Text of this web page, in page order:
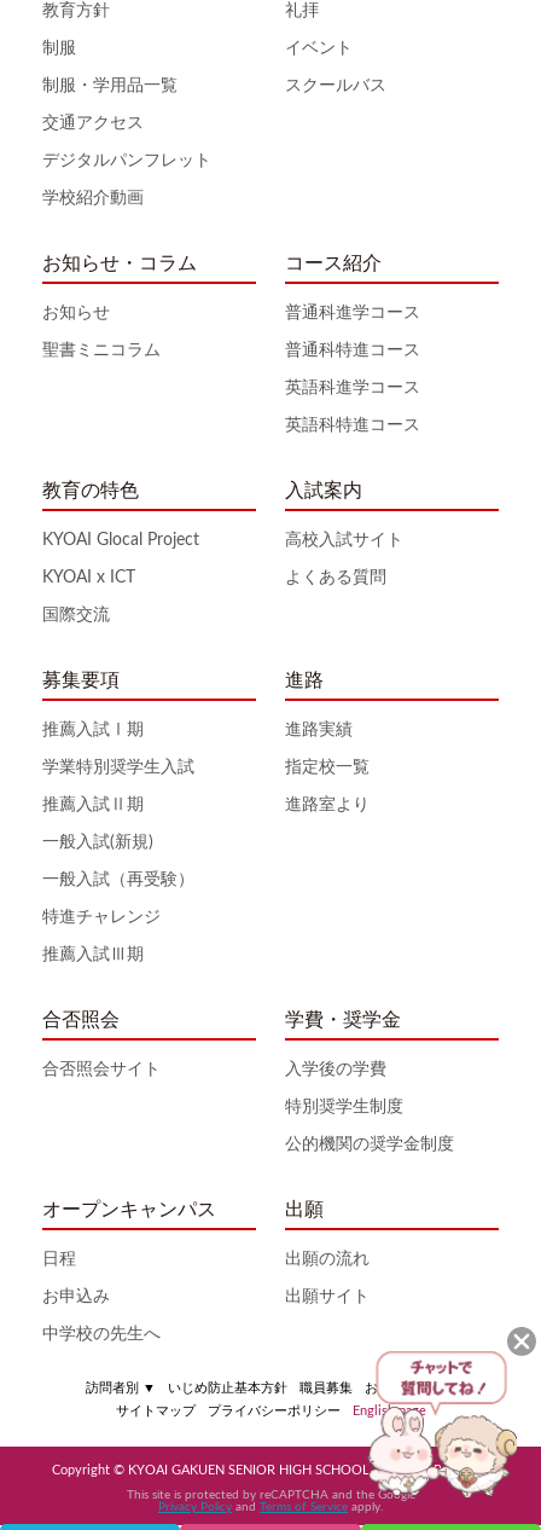
教育方針
制服
制服・学用品一覧
交通アクセス
デジタルパンフレット
学校紹介動画
礼拝
イベント
スクールバス
お知らせ・コラム
お知らせ
聖書ミニコラム
コース紹介
普通科進学コース
普通科特進コース
英語科進学コース
英語科特進コース
教育の特色
KYOAI Glocal Project
KYOAI x ICT
国際交流
入試案内
高校入試サイト
よくある質問
募集要項
推薦入試Ⅰ期
学業特別奨学生入試
推薦入試Ⅱ期
一般入試(新規)
一般入試（再受験）
特進チャレンジ
推薦入試Ⅲ期
進路
進路実績
指定校一覧
進路室より
合否照会
合否照会サイト
学費・奨学金
入学後の学費
特別奨学生制度
公的機関の奨学金制度
オープンキャンパス
日程
お申込み
中学校の先生へ
出願
出願の流れ
出願サイト
訪問者別 ▼ いじめ防止基本方針 職員募集
お問い合わせ
サイトマップ
プライバシーポリシー English page
Copyright © KYOAI GAKUEN SENIOR HIGH SCHOOL All Rights Reserved
This site is protected by reCAPTCHA and the Google
Privacy Policy and Terms of Service apply.